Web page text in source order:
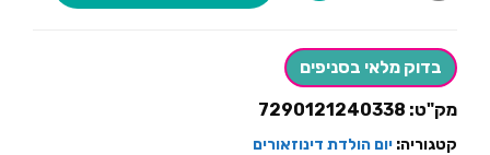
בדוק מלאי בסניפים
מק"ט: 7290121240338
קטגוריה: יום הולדת דינוזאורים